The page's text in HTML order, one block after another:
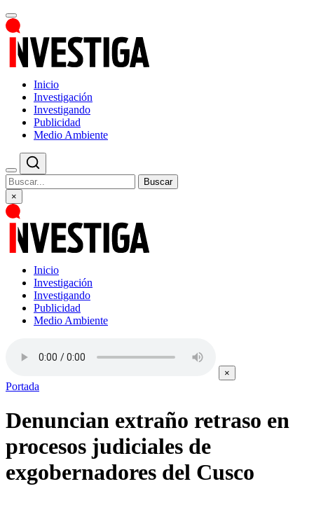
Inicio
Investigación
Investigando
Publicidad
Medio Ambiente
Buscar
×
Inicio
Investigación
Investigando
Publicidad
Medio Ambiente
×
Portada
Denuncian extraño retraso en
procesos judiciales de
exgobernadores del Cusco